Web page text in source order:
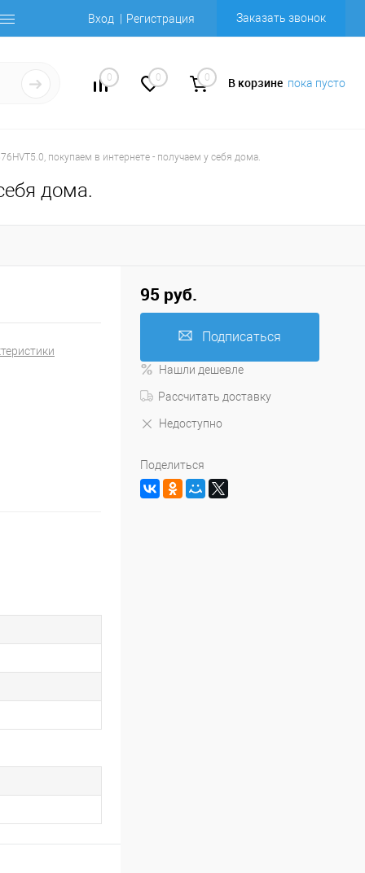
Вход Регистрация Заказать звонок
0 0 0 В корзине пока пусто
покупаем в интернете - получаем у себя дома.
дома.
95 руб.
Подписаться
Нашли дешевле
Рассчитать доставку
Недоступно
Поделиться